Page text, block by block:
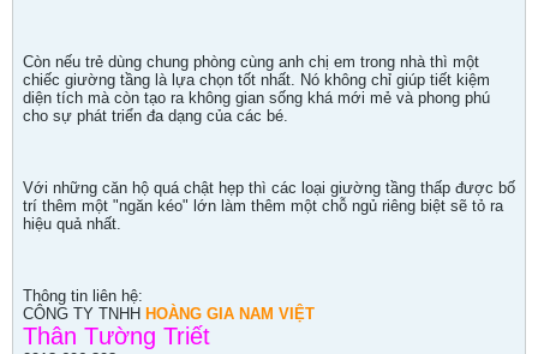
Còn nếu trẻ dùng chung phòng cùng anh chị em trong nhà thì một
chiếc giường tầng là lựa chọn tốt nhất. Nó không chỉ giúp tiết kiệm
diện tích mà còn tạo ra không gian sống khá mới mẻ và phong phú
cho sự phát triển đa dạng của các bé.
Với những căn hộ quá chật hẹp thì các loại giường tầng thấp được bố
trí thêm một "ngăn kéo" lớn làm thêm một chỗ ngủ riêng biệt sẽ tỏ ra
hiệu quả nhất.
Thông tin liên hệ:
CÔNG TY TNHH HOÀNG GIA NAM VIỆT
Thân Tường Triết